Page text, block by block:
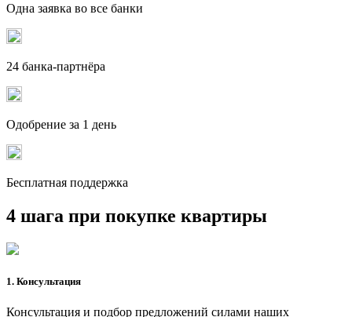
Одна заявка во все банки
24 банка-партнёра
Одобрение за 1 день
Бесплатная поддержка
4 шага при покупке квартиры
1. Консультация
Консультация и подбор предложений силами наших